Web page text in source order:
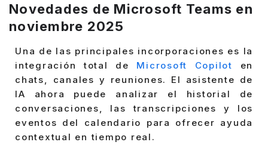
Novedades de Microsoft Teams en
noviembre 2025
Una de las principales incorporaciones es la
integración total de Microsoft Copilot en
chats, canales y reuniones. El asistente de
IA ahora puede analizar el historial de
conversaciones, las transcripciones y los
eventos del calendario para ofrecer ayuda
contextual en tiempo real.